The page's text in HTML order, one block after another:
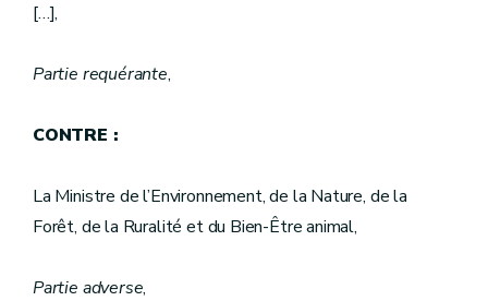
[…],
Partie requérante,
CONTRE :
La Ministre de l’Environnement, de la Nature, de la
Forêt, de la Ruralité et du Bien-Être animal,
Partie adverse,